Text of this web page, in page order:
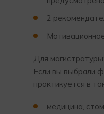
2
Для
Если вы выбрали
практикуется в
медицина,